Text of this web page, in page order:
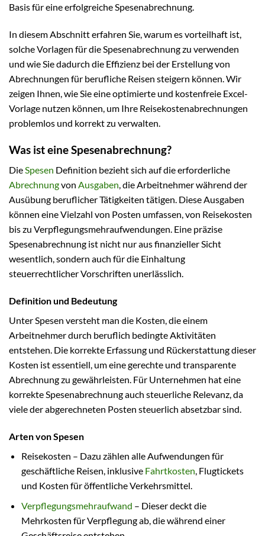
Basis für eine erfolgreiche Spesenabrechnung.
In diesem Abschnitt erfahren Sie, warum es vorteilhaft ist,
solche Vorlagen für die Spesenabrechnung zu verwenden
und wie Sie dadurch die Effizienz bei der Erstellung von
Abrechnungen für berufliche Reisen steigern können. Wir
zeigen Ihnen, wie Sie eine optimierte und kostenfreie Excel-
Vorlage nutzen können, um Ihre Reisekostenabrechnungen
problemlos und korrekt zu verwalten.
Was ist eine Spesenabrechnung?
DieSpesen Definition bezieht sich auf die erforderliche
Abrechnungvon Ausgaben, die Arbeitnehmer während der
Ausübung beruflicher Tätigkeiten tätigen. Diese Ausgaben
können eine Vielzahl von Posten umfassen, von Reisekosten
bis zu Verpflegungsmehraufwendungen. Eine präzise
Spesenabrechnung ist nicht nur aus finanzieller Sicht
wesentlich, sondern auch für die Einhaltung
steuerrechtlicher Vorschriften unerlässlich.
Definition und Bedeutung
Unter Spesen versteht man die Kosten, die einem
Arbeitnehmer durch beruflich bedingte Aktivitäten
entstehen. Die korrekte Erfassung und Rückerstattung dieser
Kosten ist essentiell, um eine gerechte und transparente
Abrechnung zu gewährleisten. Für Unternehmen hat eine
korrekte Spesenabrechnung auch steuerliche Relevanz, da
viele der abgerechneten Posten steuerlich absetzbar sind.
Arten von Spesen
Reisekosten – Dazu zählen alle Aufwendungen für
geschäftliche Reisen, inklusive Fahrtkosten , Flugtickets
und Kosten für öffentliche Verkehrsmittel.
Verpflegungsmehraufwand – Dieser deckt die
Mehrkosten für Verpflegung ab, die während einer